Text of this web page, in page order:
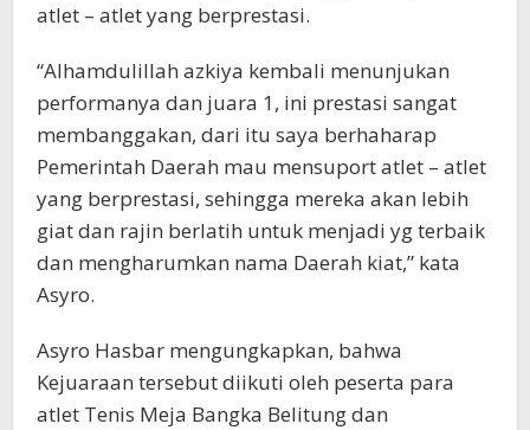
atlet – atlet yang berprestasi.
“Alhamdulillah azkiya kembali menunjukan
performanya dan juara 1, ini prestasi sangat
membanggakan, dari itu saya berhaharap
Pemerintah Daerah mau mensuport atlet – atlet
yang berprestasi, sehingga mereka akan lebih
giat dan rajin berlatih untuk menjadi yg terbaik
dan mengharumkan nama Daerah kiat,” kata
Asyro.
Asyro Hasbar mengungkapkan, bahwa
Kejuaraan tersebut diikuti oleh peserta para
atlet Tenis Meja Bangka Belitung dan